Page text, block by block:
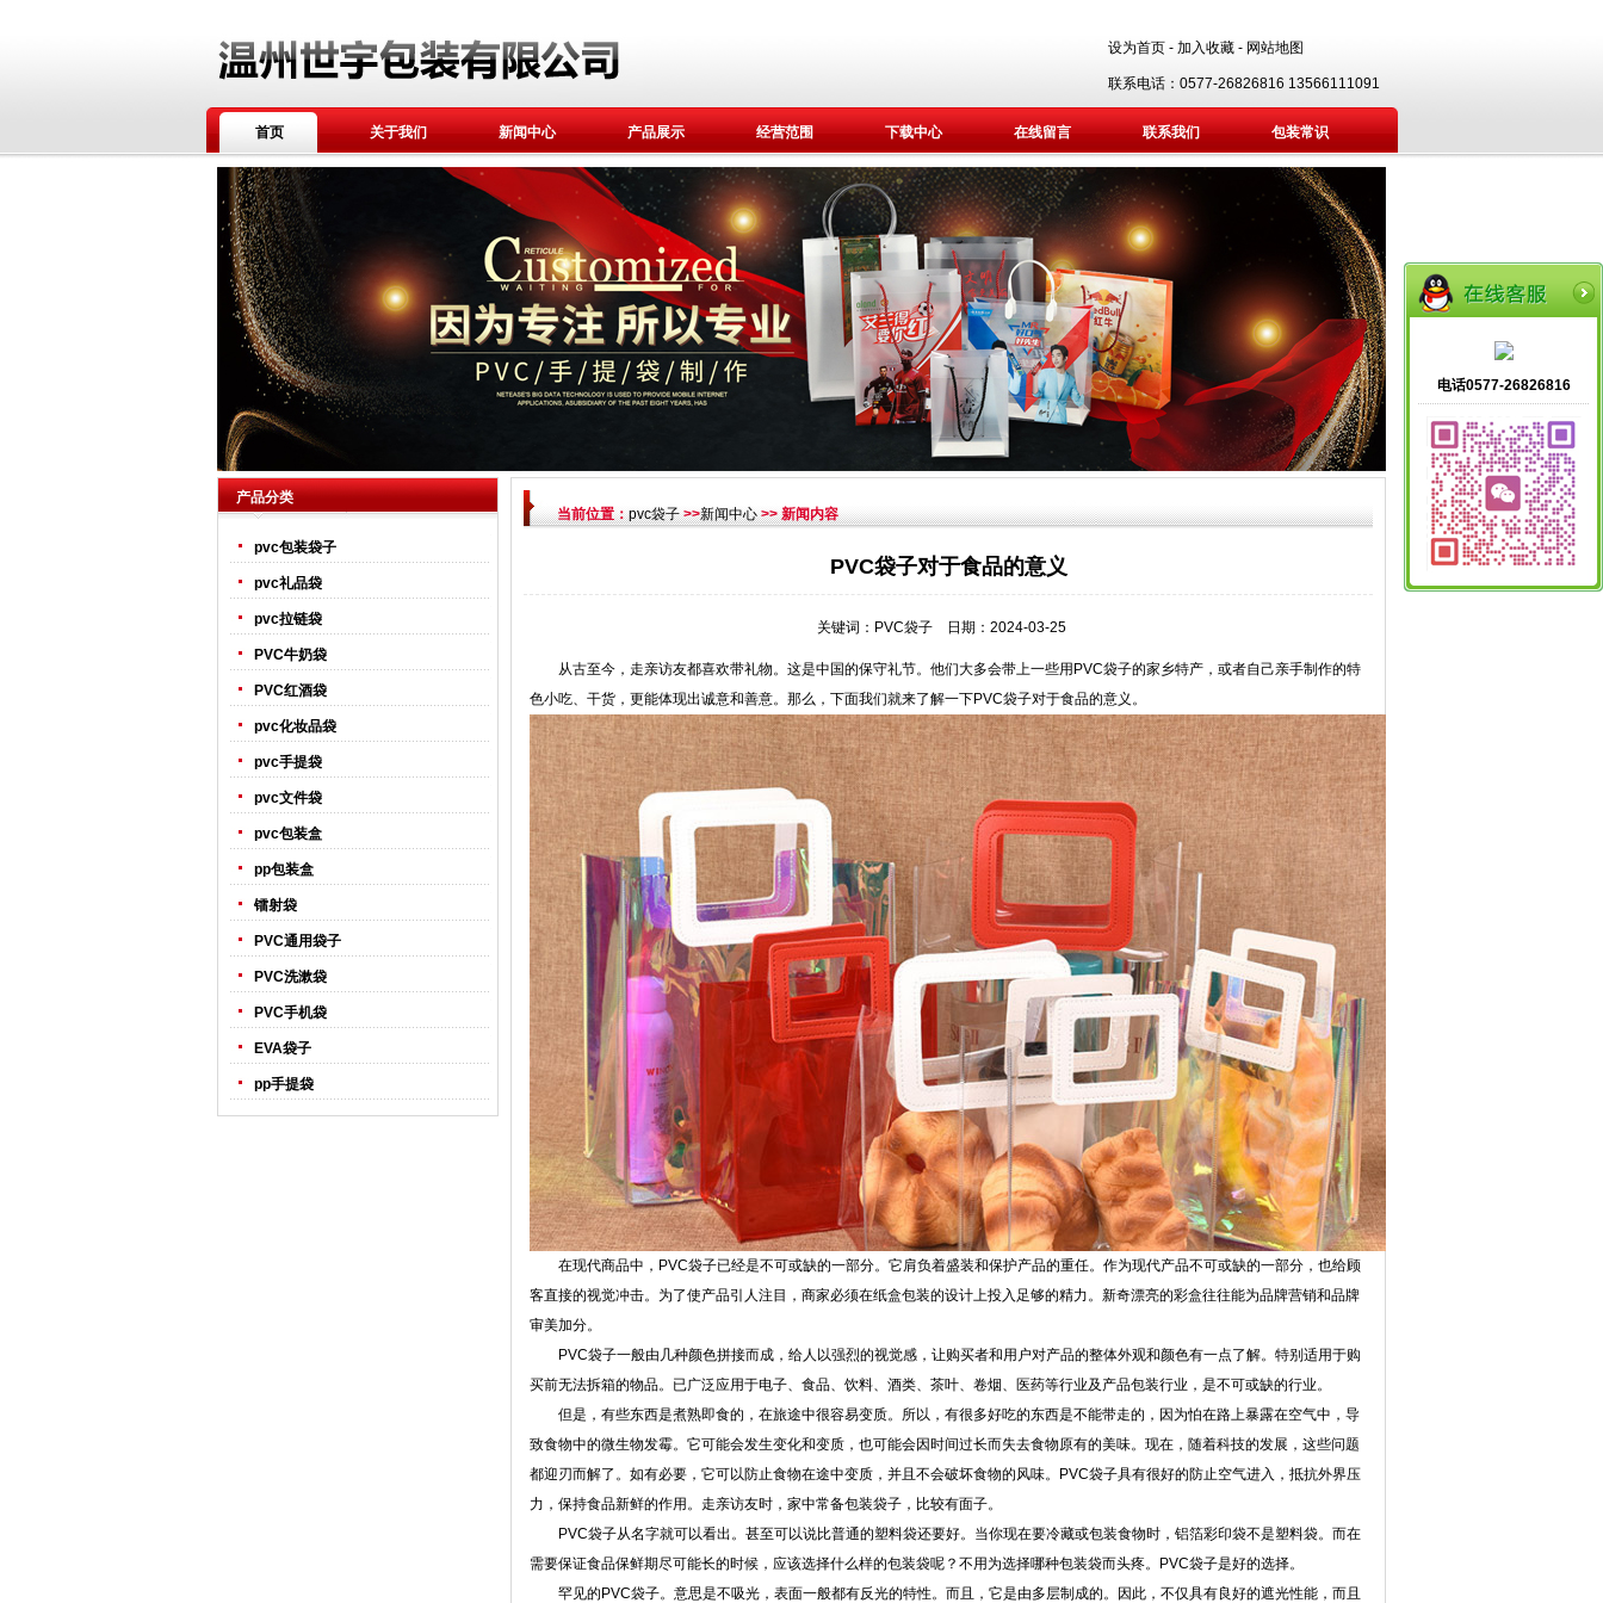
设为首页 - 加入收藏 - 网站地图
联系电话：0577-26826816 13566111091
首页 关于我们 新闻中心 产品展示 经营范围 下载中心 在线留言 联系我们 包装常识
产品分类
pvc包装袋子
pvc礼品袋
pvc拉链袋
PVC牛奶袋
PVC红酒袋
pvc化妆品袋
pvc手提袋
pvc文件袋
pvc包装盒
pp包装盒
镭射袋
PVC通用袋子
PVC洗漱袋
PVC手机袋
EVA袋子
pp手提袋
当前位置：pvc袋子>>新闻中心>> 新闻内容
PVC袋子对于食品的意义
关键词： PVC袋子日期：2024-03-25
从古至今，走亲访友都喜欢带礼物。这是中国的保守礼节。他们大多会带上一些用 PVC袋子的家乡特产，或者自己亲手制作的特
色小吃、干货，更能体现出诚意和善意。那么，下面我们就来了解一下PVC袋子对于食品的意义。
在现代商品中，PVC袋子已经是不可或缺的一部分。它肩负着盛装和保护产品的重任。作为现代产品不可或缺的一部分，也给顾
客直接的视觉冲击。为了使产品引人注目，商家必须在纸盒包装的设计上投入足够的精力。新奇漂亮的彩盒往往能为品牌营销和品牌
审美加分。
PVC袋子一般由几种颜色拼接而成，给人以强烈的视觉感，让购买者和用户对产品的整体外观和颜色有一点了解。特别适用于购
买前无法拆箱的物品。已广泛应用于电子、食品、饮料、酒类、茶叶、卷烟、医药等行业及产品包装行业，是不可或缺的行业。
但是，有些东西是煮熟即食的，在旅途中很容易变质。所以，有很多好吃的东西是不能带走的，因为怕在路上暴露在空气中，导
致食物中的微生物发霉。它可能会发生变化和变质，也可能会因时间过长而失去食物原有的美味。现在，随着科技的发展，这些问题
都迎刃而解了。如有必要，它可以防止食物在途中变质，并且不会破坏食物的风味。PVC袋子具有很好的防止空气进入，抵抗外界压
力，保持食品新鲜的作用。走亲访友时，家中常备包装袋子，比较有面子。
PVC袋子从名字就可以看出。甚至可以说比普通的塑料袋还要好。当你现在要冷藏或包装食物时，铝箔彩印袋不是塑料袋。而在
需要保证食品保鲜期尽可能长的时候，应该选择什么样的包装袋呢？不用为选择哪种包装袋而头疼。PVC袋子是好的选择。
罕见的PVC袋子。意思是不吸光，表面一般都有反光的特性。而且，它是由多层制成的。因此，不仅具有良好的遮光性能，而且
电话0577-26826816